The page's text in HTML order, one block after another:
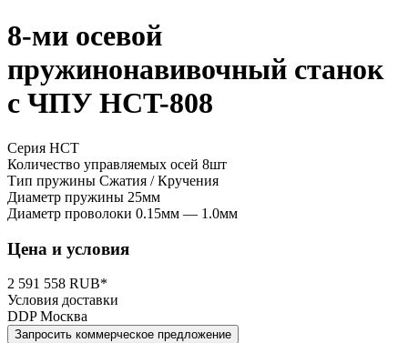
8-ми осевой
пружинонавивочный станок
с ЧПУ HCT-808
Серия HCT
Количество управляемых осей 8шт
Тип пружины Сжатия / Кручения
Диаметр пружины 25мм
Диаметр проволоки 0.15мм — 1.0мм
Цена и условия
2 591 558 RUB*
Условия доставки
DDP Москва
Запросить коммерческое предложение